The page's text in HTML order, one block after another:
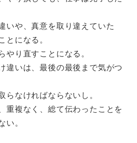
いや、真意を取り違えていた
とになる。
やり直すことになる。
違いは、最後の最後まで気がつ
らなければならないし。
重複なく、総て伝わったことを
い。